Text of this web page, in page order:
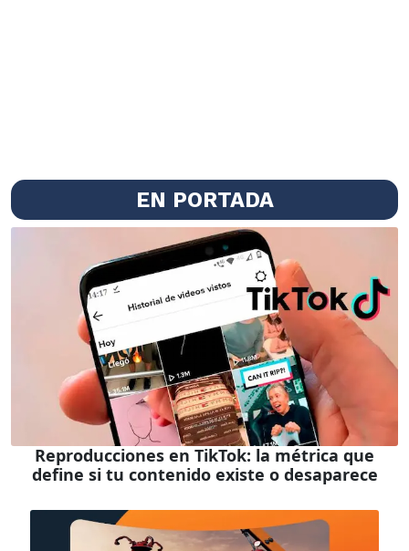
EN PORTADA
Reproducciones en TikTok: la métrica que
define si tu contenido existe o desaparece